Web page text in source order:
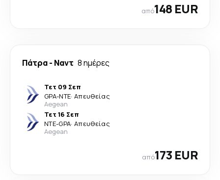
από148 EUR
Πάτρα- Ναντ 8 ημέρες
Τετ 09 Σεπ
GPA-NTE· Απευθείας
Aegean
Τετ 16 Σεπ
NTE-GPA· Απευθείας
Aegean
από173 EUR